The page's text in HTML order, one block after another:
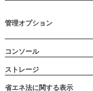
管理オプション
コンソール
ストレージ
省エネ法に関する表示